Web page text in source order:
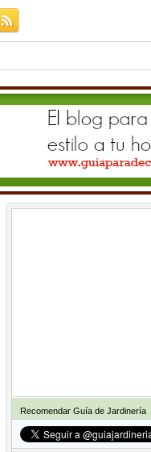
Recomendar Guía de Jardinería